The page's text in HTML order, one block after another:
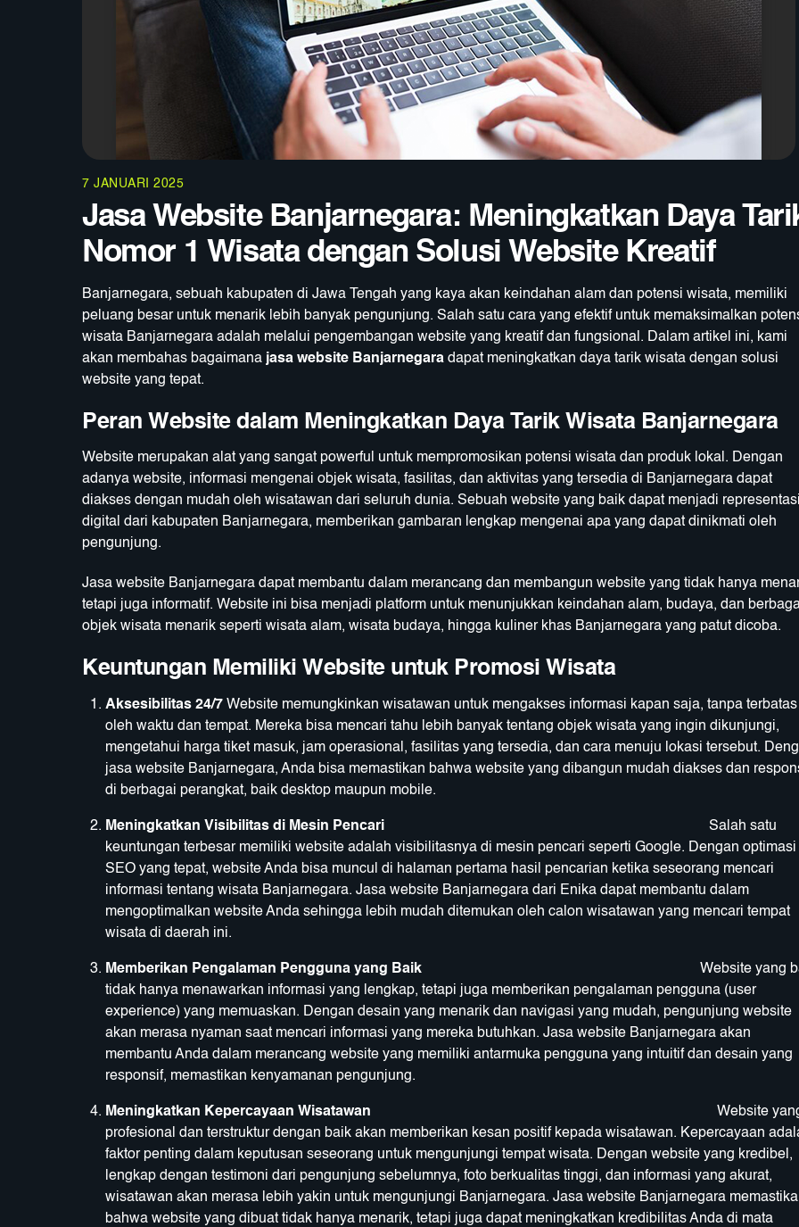
7 JANUARI 2025
Jasa Website Banjarnegara: Meningkatkan Daya
Nomor 1 Wisata dengan Solusi Website Kreatif
Banjarnegara, sebuah kabupaten di Jawa Tengah yang kaya akan keindahan alam dan potensi wisata, memiliki
peluang besar untuk menarik lebih banyak pengunjung. Salah satu cara yang efektif untuk memaksimalkan
wisata Banjarnegara adalah melalui pengembangan website yang kreatif dan fungsional. Dalam artikel ini, kami
akan membahas bagaimana jasa website Banjarnegara dapat meningkatkan daya tarik wisata dengan solusi
website yang tepat.
Peran Website dalam Meningkatkan Daya Tarik Wisata Banjarnegara
Website merupakan alat yang sangat powerful untuk mempromosikan potensi wisata dan produk lokal. Dengan
adanya website, informasi mengenai objek wisata, fasilitas, dan aktivitas yang tersedia di Banjarnegara dapat
diakses dengan mudah oleh wisatawan dari seluruh dunia. Sebuah website yang baik dapat menjadi
digital dari kabupaten Banjarnegara, memberikan gambaran lengkap mengenai apa yang dapat dinikmati oleh
pengunjung.
Jasa website Banjarnegara dapat membantu dalam merancang dan membangun website yang tidak hanya
tetapi juga informatif. Website ini bisa menjadi platform untuk menunjukkan keindahan alam, budaya, dan
objek wisata menarik seperti wisata alam, wisata budaya, hingga kuliner khas Banjarnegara yang patut dicoba.
Keuntungan Memiliki Website untuk Promosi Wisata
Aksesibilitas 24/7Website memungkinkan wisatawan untuk mengakses informasi kapan saja, tanpa terbatas
oleh waktu dan tempat. Mereka bisa mencari tahu lebih banyak tentang objek wisata yang ingin dikunjungi,
mengetahui harga tiket masuk, jam operasional, fasilitas yang tersedia, dan cara menuju lokasi tersebut.
jasa website Banjarnegara, Anda bisa memastikan bahwa website yang dibangun mudah diakses dan
di berbagai perangkat, baik desktop maupun mobile.
Meningkatkan Visibilitas di Mesin PencariSalah satu
keuntungan terbesar memiliki website adalah visibilitasnya di mesin pencari seperti Google. Dengan optimasi
SEO yang tepat, website Anda bisa muncul di halaman pertama hasil pencarian ketika seseorang mencari
informasi tentang wisata Banjarnegara. Jasa website Banjarnegara dari Enika dapat membantu dalam
mengoptimalkan website Anda sehingga lebih mudah ditemukan oleh calon wisatawan yang mencari tempat
wisata di daerah ini.
Memberikan Pengalaman Pengguna yang Baik Website yang
tidak hanya menawarkan informasi yang lengkap, tetapi juga memberikan pengalaman pengguna (user
experience) yang memuaskan. Dengan desain yang menarik dan navigasi yang mudah, pengunjung website
akan merasa nyaman saat mencari informasi yang mereka butuhkan. Jasa website Banjarnegara akan
membantu Anda dalam merancang website yang memiliki antarmuka pengguna yang intuitif dan desain yang
responsif, memastikan kenyamanan pengunjung.
Meningkatkan Kepercayaan Wisatawan Website
profesional dan terstruktur dengan baik akan memberikan kesan positif kepada wisatawan. Kepercayaan
faktor penting dalam keputusan seseorang untuk mengunjungi tempat wisata. Dengan website yang kredibel,
lengkap dengan testimoni dari pengunjung sebelumnya, foto berkualitas tinggi, dan informasi yang akurat,
wisatawan akan merasa lebih yakin untuk mengunjungi Banjarnegara. Jasa website Banjarnegara
bahwa website yang dibuat tidak hanya menarik, tetapi juga dapat meningkatkan kredibilitas Anda di mata